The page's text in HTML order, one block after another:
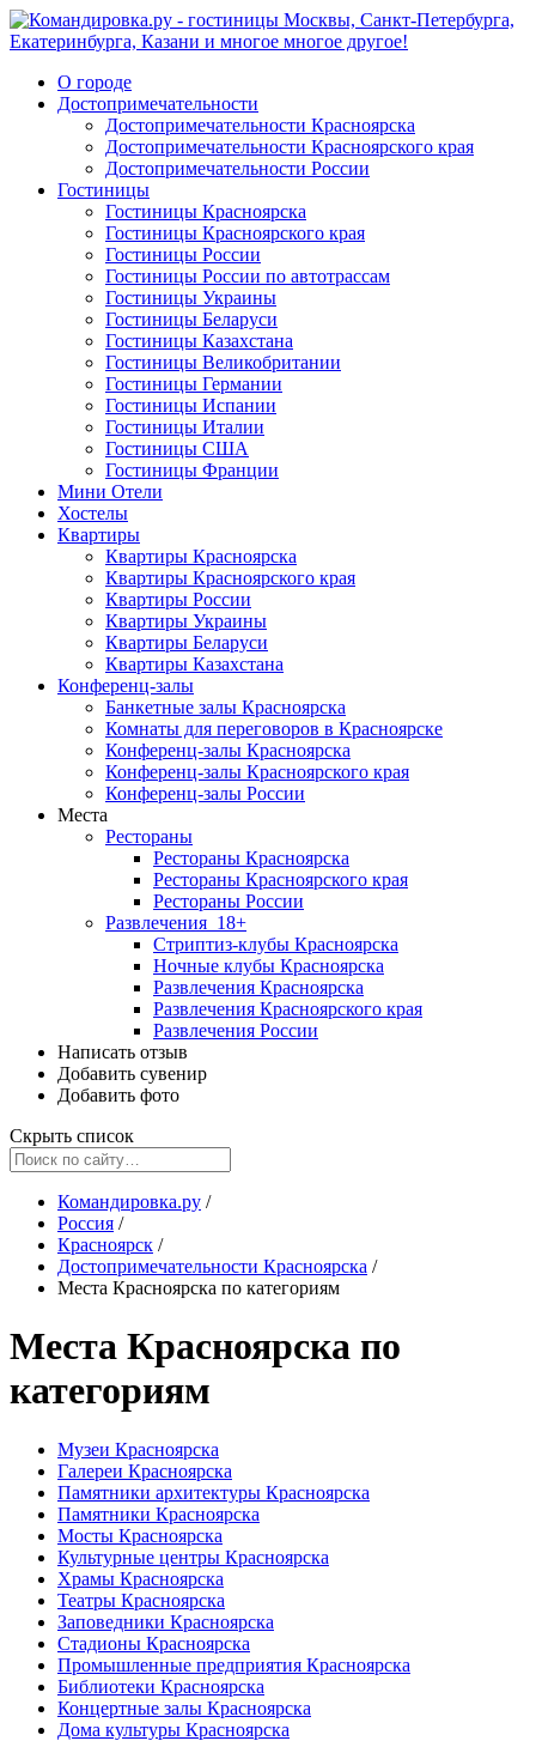
О городе
Достопримечательности
Достопримечательности Красноярска
Достопримечательности Красноярского края
Достопримечательности России
Гостиницы
Гостиницы Красноярска
Гостиницы Красноярского края
Гостиницы России
Гостиницы России по автотрассам
Гостиницы Украины
Гостиницы Беларуси
Гостиницы Казахстана
Гостиницы Великобритании
Гостиницы Германии
Гостиницы Испании
Гостиницы Италии
Гостиницы США
Гостиницы Франции
Мини Отели
Хостелы
Квартиры
Квартиры Красноярска
Квартиры Красноярского края
Квартиры России
Квартиры Украины
Квартиры Беларуси
Квартиры Казахстана
Конференц-залы
Банкетные залы Красноярска
Комнаты для переговоров в Красноярске
Конференц-залы Красноярска
Конференц-залы Красноярского края
Конференц-залы России
Места
Рестораны
Рестораны Красноярска
Рестораны Красноярского края
Рестораны России
Развлечения 18+
Стриптиз-клубы Красноярска
Ночные клубы Красноярска
Развлечения Красноярска
Развлечения Красноярского края
Развлечения России
Написать отзыв
Добавить сувенир
Добавить фото
Скрыть список
Командировка.ру /
Россия /
Красноярск /
Достопримечательности Красноярска /
Места Красноярска по категориям
Места Красноярска по
категориям
Музеи Красноярска
Галереи Красноярска
Памятники архитектуры Красноярска
Памятники Красноярска
Мосты Красноярска
Культурные центры Красноярска
Храмы Красноярска
Театры Красноярска
Заповедники Красноярска
Стадионы Красноярска
Промышленные предприятия Красноярска
Библиотеки Красноярска
Концертные залы Красноярска
Дома культуры Красноярска